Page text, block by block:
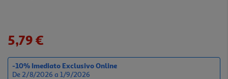
5,79 €
-10% Imediato Exclusivo Online
De 2/8/2026 a 1/9/2026